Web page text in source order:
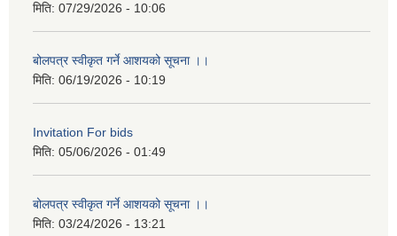
मिति: 07/29/2026 - 10:06
बोलपत्र स्वीकृत गर्ने आशयको सूचना ।।
मिति: 06/19/2026 - 10:19
Invitation For bids
मिति: 05/06/2026 - 01:49
बोलपत्र स्वीकृत गर्ने आशयको सूचना ।।
मिति: 03/24/2026 - 13:21